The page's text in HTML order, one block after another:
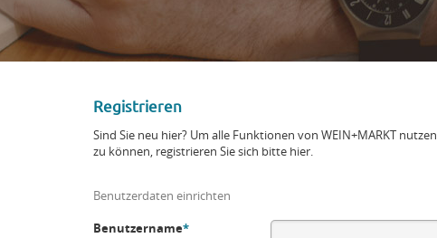
Registrieren
Sind Sie neu hier? Um alle Funktionen von WEIN+MARKT nutzen
zu können, registrieren Sie sich bitte hier.
Benutzerdaten einrichten
Benutzername*